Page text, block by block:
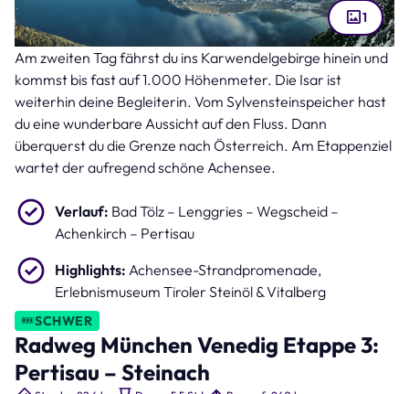
Achensee (Bild: Pavel Kašák – stock.adobe.com )
1
Am zweiten Tag fährst du ins Karwendelgebirge hinein und
kommst bis fast auf 1.000 Höhenmeter. Die Isar ist
weiterhin deine Begleiterin. Vom Sylvensteinspeicher hast
du eine wunderbare Aussicht auf den Fluss. Dann
überquerst du die Grenze nach Österreich. Am Etappenziel
wartet der aufregend schöne Achensee.
Verlauf: Bad Tölz – Lenggries – Wegscheid –
Achenkirch – Pertisau
Highlights: Achensee-Strandpromenade,
Erlebnismuseum Tiroler Steinöl & Vitalberg
SCHWER
Radweg München Venedig Etappe 3:
Pertisau – Steinach